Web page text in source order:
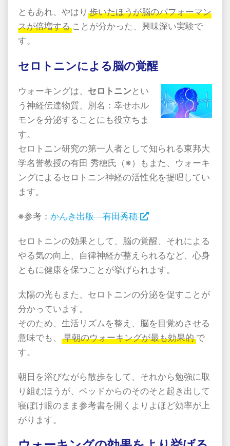
ともあれ、やはり 歩いたほうが脳のパフォーマン
スが倍増する ことが分かった、興味深い実験で
す。
セロトニンによる脳の覚醒
ウォーキングは、 セロトニンとい
う神経伝達物質、別名：幸せホル
モンを分泌することにも役立ちま
す。
セロトニン研究の第一人者として知られる東邦大
学名誉教授の有田 秀穂氏（※）もまた、ウォーキ
ングによるセロトニン神経の活性化を提唱してい
ます。
※参考： かんき出版 有田秀穂
セロトニンの効果として、脳の覚醒、それによる
やる気の向上、自律神経が整えられるなど、心身
ともに健康を保つことが挙げられます。
太陽の光もまた、セロトニンの分泌を促すことが
分かっています。
そのため、生活リズムを整え、脳を目覚めさせる
意味でも、
早朝のウォーキングが最も効果的で
す。
朝日を浴びながら散歩をして、それから勉強に取
り組むほうが、ベッドからのそのそと起き出して
寝ぼけ眼のまま参考書を開くよりよほど効率が上
がります。